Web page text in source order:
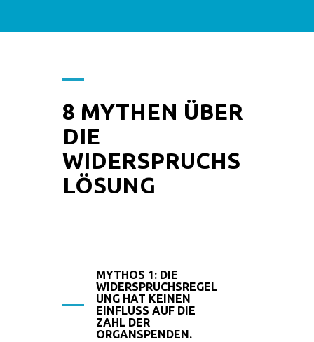
8 MYTHEN ÜBER
DIE
WIDERSPRUCHS
LÖSUNG
MYTHOS 1: DIE
WIDERSPRUCHSREGEL
UNG HAT KEINEN
EINFLUSS AUF DIE
ZAHL DER
ORGANSPENDEN.